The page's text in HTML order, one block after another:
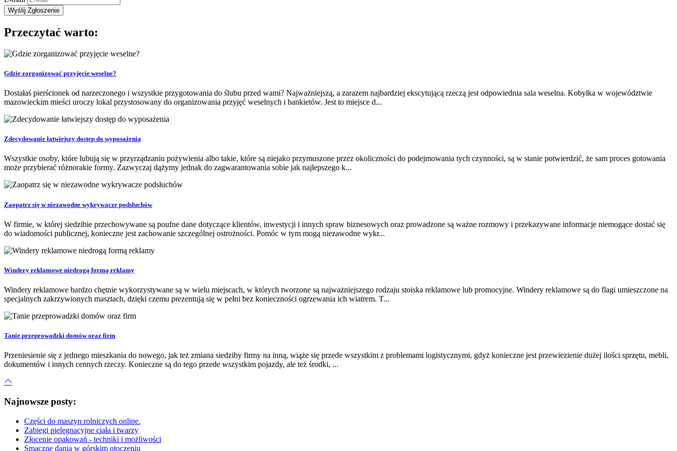
Przeczytać warto:
Gdzie zorganizować przyjęcie weselne?
Dostałaś pierścionek od narzeczonego i wszystkie przygotowania do ślubu przed wami? Najważniejszą, a zarazem najbardziej ekscytującą rzeczą jest odpowiednia sala weselna. Kobyłka w województwie
mazowieckim mieści uroczy lokal przystosowany do organizowania przyjęć weselnych i bankietów. Jest to miejsce d...
Zdecydowanie łatwiejszy dostęp do wyposażenia
Wszystkie osoby, które lubują się w przyrządzaniu pożywienia albo takie, które są niejako przymuszone przez okoliczności do podejmowania tych czynności, są w stanie potwierdzić, że sam proces gotowania
może przybierać różnorakie formy. Zazwyczaj dążymy jednak do zagwarantowania sobie jak najlepszego k...
Zaopatrz się w niezawodne wykrywacze podsłuchów
W firmie, w której siedzibie przechowywane są poufne dane dotyczące klientów, inwestycji i innych spraw biznesowych oraz prowadzone są ważne rozmowy i przekazywane informacje niemogące dostać się
do wiadomości publicznej, konieczne jest zachowanie szczególnej ostrożności. Pomóc w tym mogą niezawodne wykr...
Windery reklamowe niedrogą formą reklamy
Windery reklamowe bardzo chętnie wykorzystywane są w wielu miejscach, w których tworzone są najważniejszego rodzaju stoiska reklamowe lub promocyjne. Windery reklamowe są do flagi umieszczone na
specjalnych zakrzywionych masztach, dzięki czemu prezentują się w pełni bez konieczności ogrzewania ich wiatrem. T...
Tanie przeprowadzki domów oraz firm
Przeniesienie się z jednego mieszkania do nowego, jak też zmiana siedziby firmy na inną, wiąże się przede wszystkim z problemami logistycznymi, gdyż konieczne jest przewiezienie dużej ilości sprzętu, mebli,
dokumentów i innych cennych rzeczy. Konieczne są do tego przede wszystkim pojazdy, ale też środki, ...
Najnowsze posty:
Części do maszyn rolniczych online.
Zabiegi pielęgnacyjne ciała i twarzy
Złocenie opakowań - techniki i możliwości
Smaczne dania w górskim otoczeniu